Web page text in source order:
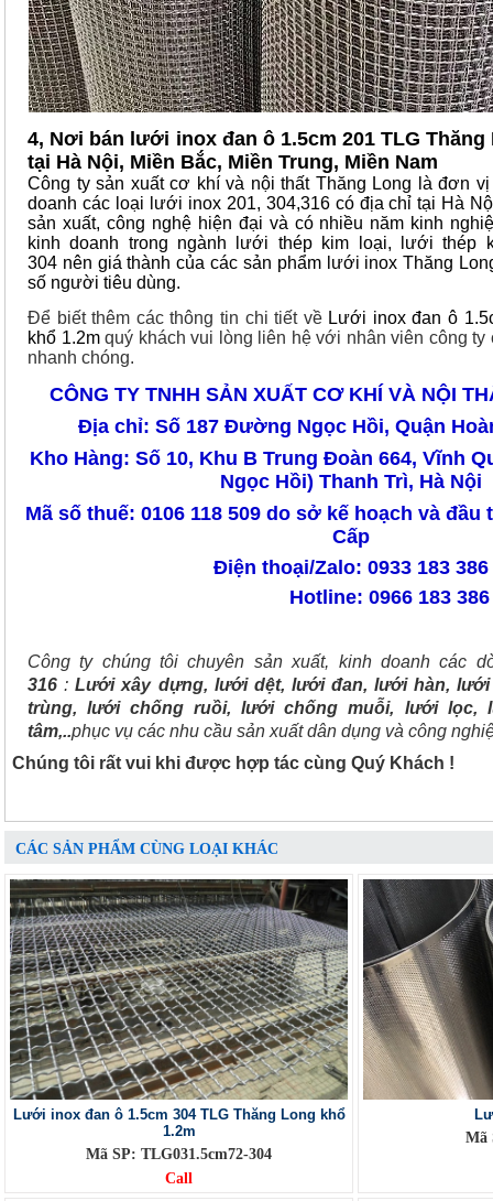
4, Nơi bán lưới inox đan ô 1.5cm 201 TLG
tại Hà Nội, Miền Bắc, Miền Trung, Miền Nam
Công ty sản xuất cơ khí và nội thất Thăng Long là đơn
doanh các loại lưới inox 201, 304,316 có địa chỉ tại Hà
sản xuất, công nghệ hiện đại và có nhiều năm kinh
kinh doanh trong ngành lưới thép kim loại, lưới thép
304 nên giá thành của các sản phẩm lưới inox Thăng
số người tiêu dùng.
Để biết thêm các thông tin chi tiết về Lưới inox đan ô
khổ 1.2mquý khách vui lòng liên hệ với nhân viên công
nhanh chóng.
CÔNG TY TNHH SẢN XUẤT CƠ KHÍ VÀ NỘI
Địa chỉ: Số 187 Đường Ngọc Hồi, Quận
Kho Hàng: Số 10, Khu B Trung Đoàn 664, Vĩnh
Ngọc Hồi) Thanh Trì, Hà Nội
Mã số thuế: 0106 118 509 do sở kế hoạch và
Cấp
Điện thoại/Zalo: 0933 183 386
Hotline: 0966 183 386
Công ty chúng tôi chuyên sản xuất, kinh doanh các
316: Lưới xây dựng, lưới dệt, lưới đan, lưới hàn,
trùng, lưới chống ruồi, lưới chống muỗi, lưới lọc,
tâm,..phục vụ các nhu cầu sản xuất dân dụng và công
Chúng tôi rất vui khi được hợp tác cùng Quý Khách !
CÁC SẢN PHẨM CÙNG LOẠI KHÁC
Lưới inox đan ô 1.5cm 304 TLG Thăng Long khổ
1.2m
Mã SP: TLG031.5cm72-304
Call
Mã